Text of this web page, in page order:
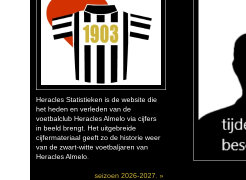
Heracles Statistieken is de website die
het heden en verleden van de
voetbalclub Heracles Almelo via cijfers
in beeld brengt. Het uitgebreide
cijfermateriaal geeft zo de historie weer
van de zwart-witte voetbaljaren van
Heracles Almelo.
seizoen 2026-2027. »